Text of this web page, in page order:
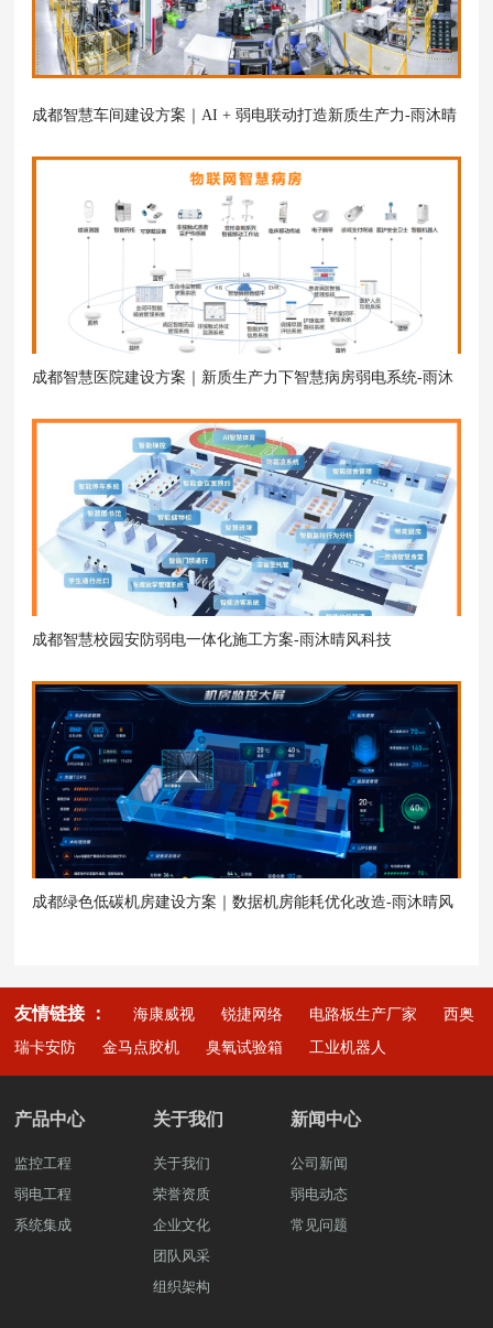
成都智慧车间建设方案｜AI + 弱电联动打造新质生产力-雨沐晴
成都智慧医院建设方案｜新质生产力下智慧病房弱电系统-雨沐
成都智慧校园安防弱电一体化施工方案-雨沐晴风科技
成都绿色低碳机房建设方案｜数据机房能耗优化改造-雨沐晴风
友情链接 ： 海康威视 锐捷网络 电路板生产厂家
西奥
瑞卡安防
金马点胶机 臭氧试验箱 工业机器人
产品中心
监控工程
弱电工程
系统集成
关于我们
关于我们
荣誉资质
企业文化
团队风采
组织架构
新闻中心
公司新闻
弱电动态
常见问题